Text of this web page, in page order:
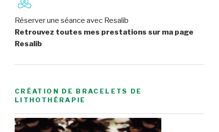
Réserver une séance avec Resalib
Retrouvez toutes mes prestations sur ma page
Resalib
CRÉATION DE BRACELETS DE
LITHOTHÉRAPIE